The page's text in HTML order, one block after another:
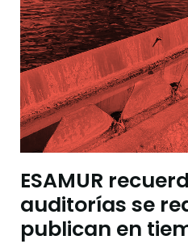
ESAMUR
auditorías se
publican en